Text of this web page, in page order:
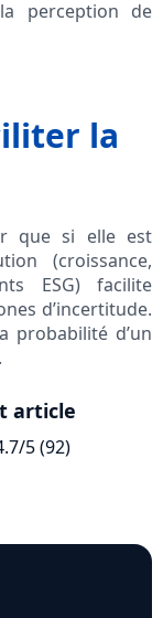
perception de
la
que si elle est
(croissance,
ESG) facilite
d’incertitude.
probabilité d’un
article
5 (92)